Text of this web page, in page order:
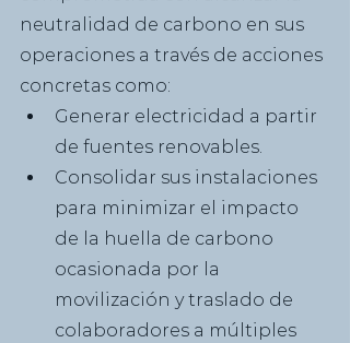
neutralidad de carbono en sus
operaciones a través de acciones
concretas como:
Generar electricidad a partir
de fuentes renovables.
Consolidar sus instalaciones
para minimizar el impacto
de la huella de carbono
ocasionada por la
movilización y traslado de
colaboradores a múltiples